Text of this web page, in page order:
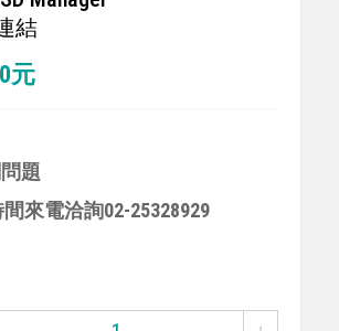
結
元
題
來電洽詢02-25328929